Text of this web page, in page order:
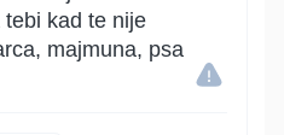
kad te nije
majmuna, psa